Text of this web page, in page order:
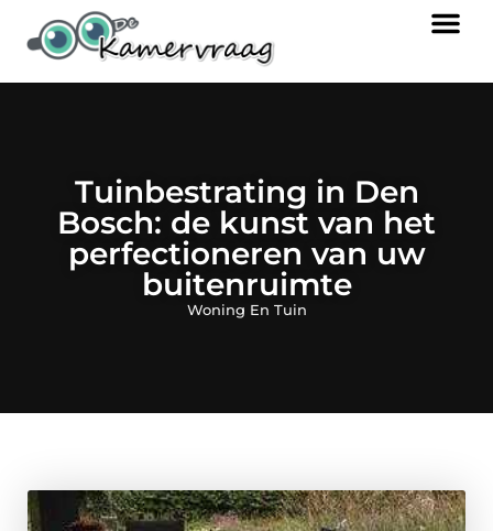
Tuinbestrating in Den
Bosch: de kunst van het
perfectioneren van uw
buitenruimte
Woning En Tuin